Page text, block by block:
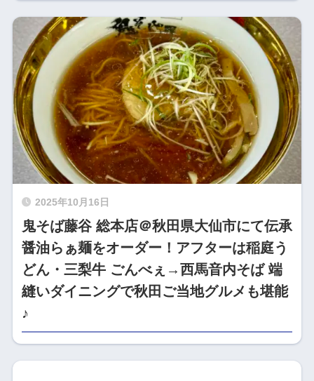
2025年10月16日
鬼そば藤谷 総本店＠秋田県大仙市にて伝承
醤油らぁ麺をオーダー！アフターは稲庭う
どん・三梨牛 ごんべぇ→西馬音内そば 端
縫いダイニングで秋田ご当地グルメも堪能
♪